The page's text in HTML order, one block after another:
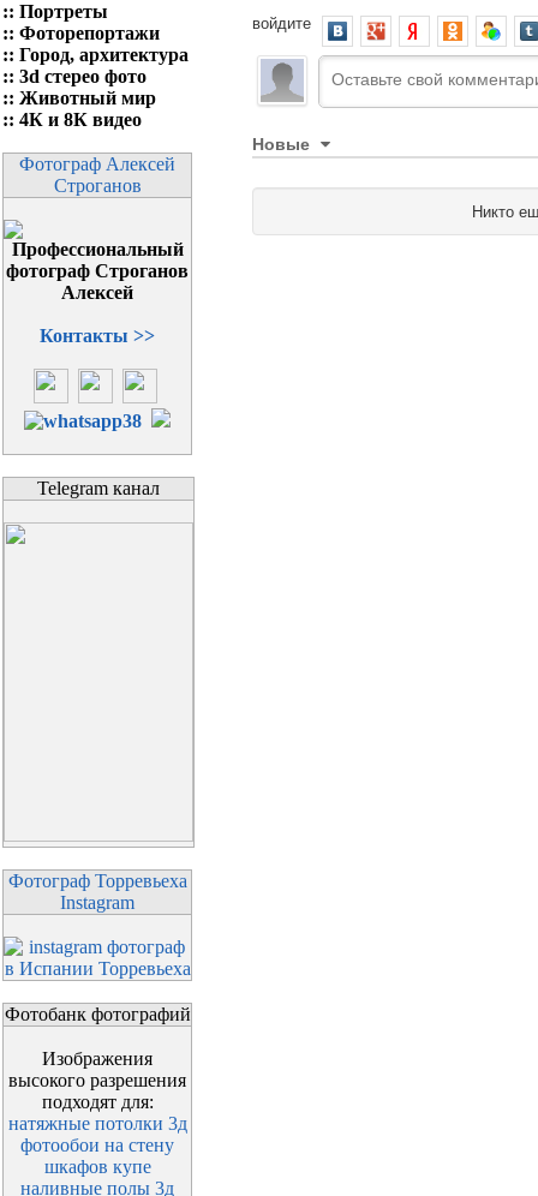
:: Портреты
:: Фоторепортажи
:: Город, архитектура
:: 3d стерео фото
:: Животный мир
:: 4К и 8К видео
Фотограф Алексей
Строганов
Контакты >>
Telegram канал
Фотограф Торревьеха
Instagram
Фотобанк фотографий
Изображения
высокого разрешения
подходят для:
натяжные потолки 3д
фотообои на стену
шкафов купе
наливные полы 3д
войдите
Новые
Никто